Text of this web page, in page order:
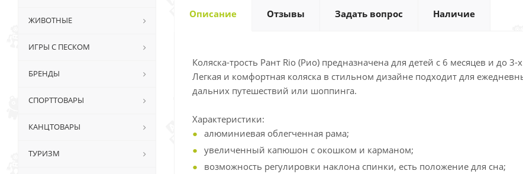
Описание Отзывы Задать вопрос Наличие
Коляска-трость Рант Rio (Рио) предназначена для детей с 6 месяцев и до 3-х
Легкая и комфортная коляска в стильном дизайне подходит для
дальних путешествий или шоппинга.
Характеристики:
алюминиевая облегченная рама;
увеличенный капюшон с окошком и карманом;
возможность регулировки наклона спинки, есть положение для сна;
ЖИВОТНЫЕ
ИГРЫ С ПЕСКОМ
БРЕНДЫ
СПОРТТОВАРЫ
КАНЦТОВАРЫ
ТУРИЗМ